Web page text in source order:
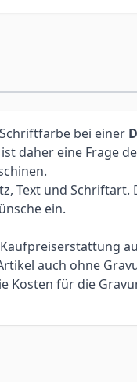
bei einer
daher eine Frage
Text und Schriftart.
ein.
auch ohne
Kosten für die